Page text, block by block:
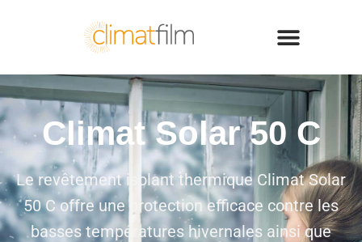
Climat Solar 50 C
Le revêtement isolant thermique Climat Solar
50 C offre une protection efficace contre les
basses températures hivernales ainsi que